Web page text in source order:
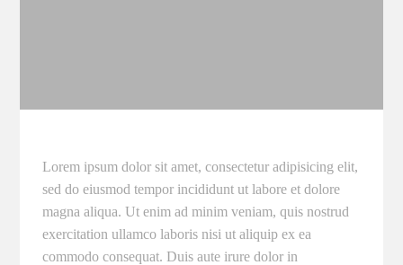
Lorem ipsum dolor sit amet, consectetur adipisicing elit,
sed do eiusmod tempor incididunt ut labore et dolore
magna aliqua. Ut enim ad minim veniam, quis nostrud
exercitation ullamco laboris nisi ut aliquip ex ea
commodo consequat. Duis aute irure dolor in